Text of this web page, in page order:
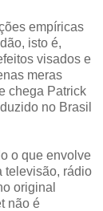
empíricas
isto é,
visados e
meras
chega Patrick
no Brasil
o que envolve
televisão, rádio
original
não é